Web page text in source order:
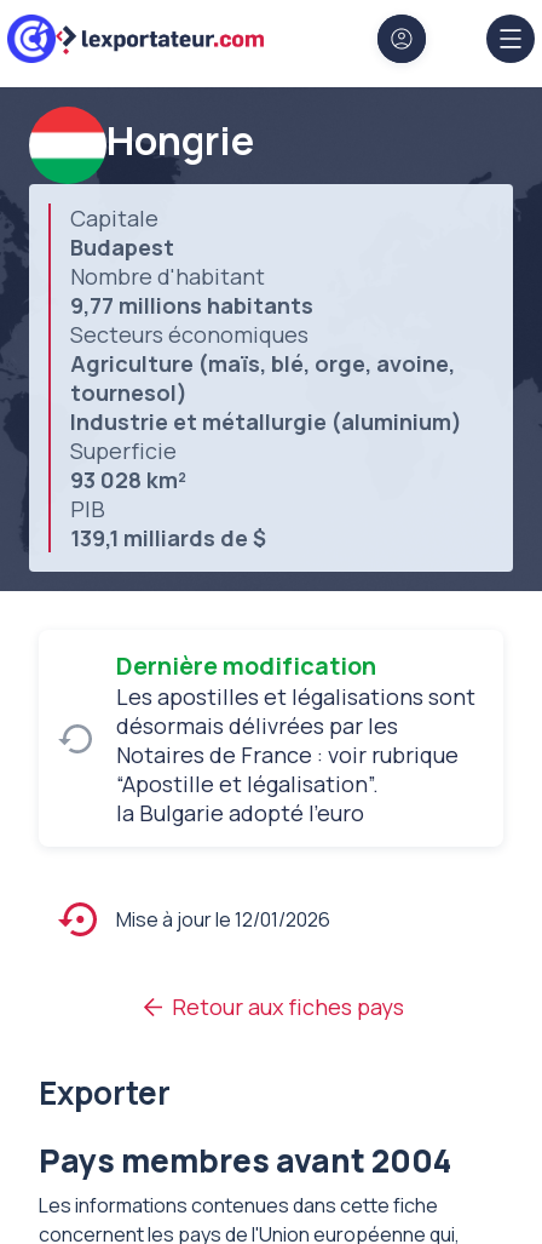
Aller au contenu principal
Hongrie
Capitale
Budapest
Nombre d'habitant
9,77 millions habitants
Secteurs économiques
Agriculture (maïs, blé, orge, avoine,
tournesol)
Industrie et métallurgie (aluminium)
Superficie
93 028 km²
PIB
139,1 milliards de $
Dernière modification
Les apostilles et légalisations sont
désormais délivrées par les
Notaires de France : voir rubrique
“Apostille et légalisation”.
la Bulgarie adopté l'euro
Mise à jour le 12/01/2026
Retour aux fiches pays
Exporter
Pays membres avant 2004
Les informationscontenuesdans cette fiche
concernent les pays de l'Union européenne qui,
Panneau de gestion des cookies